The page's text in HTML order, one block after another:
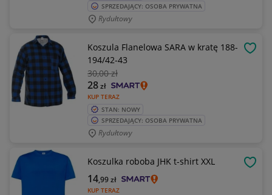
SPRZEDAJĄCY: OSOBA PRYWATNA
Rydułtowy
Koszula Flanelowa SARA w kratę 188-
194/42-43
30,00 zł
KUP TERAZ
28zł
STAN: NOWY
SPRZEDAJĄCY: OSOBA PRYWATNA
Rydułtowy
Koszulka roboba JHK t-shirt XXL
KUP TERAZ
14,99zł